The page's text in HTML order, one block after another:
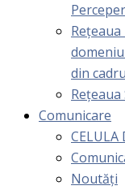
din
Comunicare
CELULA
Noutăți